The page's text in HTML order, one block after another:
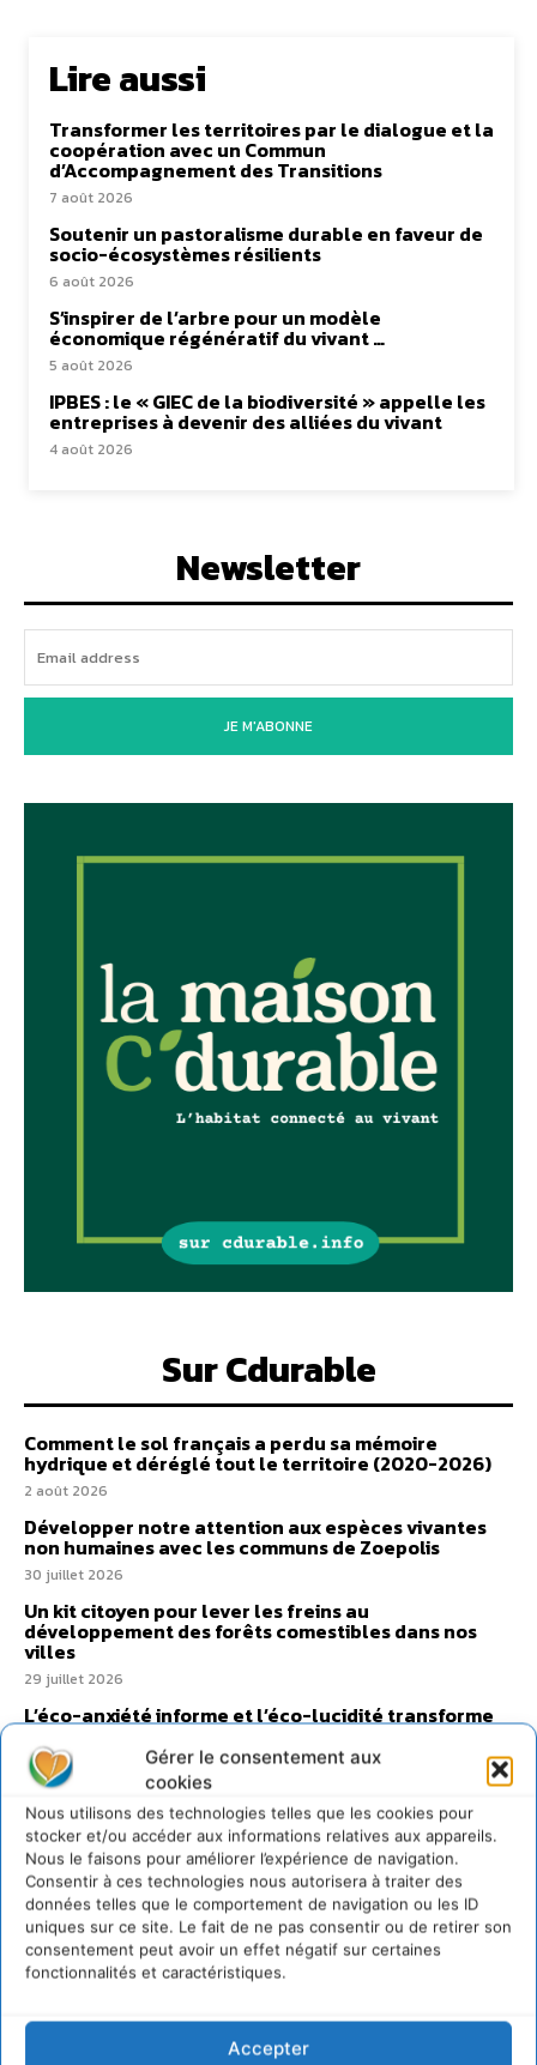
Gérer le consentement aux
cookies
Nous utilisons des technologies telles que les cookies pour
stocker et/ou accéder aux informations relatives aux appareils.
Nous le faisons pour améliorer l’expérience de navigation.
Consentir à ces technologies nous autorisera à traiter des
données telles que le comportement de navigation ou les ID
uniques sur ce site. Le fait de ne pas consentir ou de retirer son
consentement peut avoir un effet négatif sur certaines
fonctionnalités et caractéristiques.
Accepter
Lire aussi
Transformer les territoires par le dialogue et la
coopération avec un Commun
d’Accompagnement des Transitions
7 août 2026
Soutenir un pastoralisme durable en faveur de
socio-écosystèmes résilients
6 août 2026
S’inspirer de l’arbre pour un modèle
économique régénératif du vivant …
5 août 2026
IPBES : le « GIEC de la biodiversité » appelle les
entreprises à devenir des alliées du vivant
4 août 2026
Newsletter
JE M'ABONNE
Sur Cdurable
Comment le sol français a perdu sa mémoire
hydrique et déréglé tout le territoire (2020-2026)
2 août 2026
Développer notre attention aux espèces vivantes
non humaines avec les communs de Zoepolis
30 juillet 2026
Un kit citoyen pour lever les freins au
développement des forêts comestibles dans nos
villes
29 juillet 2026
L’éco-anxiété informe et l’éco-lucidité transforme
28 juillet 2026
7 indicateurs pour des villes résilientes et durables,
adaptées au changement climatique
27 juillet 2026